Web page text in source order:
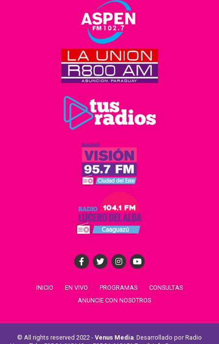
INICIO EN VIVO PROGRAMAS
CONSULTAS
ANUNCIE CON NOSOTROS
© All rights reserved 2022 - Venus Media. Desarrollado por Radio